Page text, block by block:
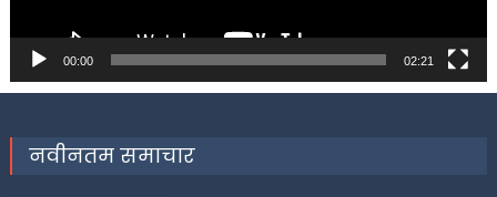
00:00 02:21
नवीनतम समाचार